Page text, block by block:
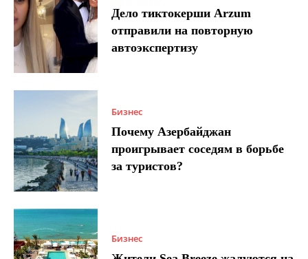
Дело тиктокерши Arzum
отправили на повторную
автоэкспертизу
Бизнес
Почему Азербайджан
проигрывает соседям в борьбе
за туристов?
Бизнес